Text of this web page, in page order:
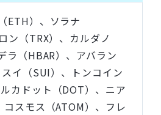
ETH）、ソラナ
ン（TRX）、カルダノ
ラ（HBAR）、アバラン
イ（SUI）、トンコイン
カドット（DOT）、ニア
コスモス（ATOM）、フレ